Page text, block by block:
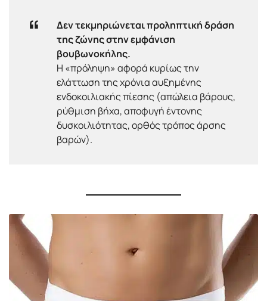
Δεν τεκμηριώνεται προληπτική δράση
της ζώνης στην εμφάνιση
βουβωνοκήλης.
Η «πρόληψη» αφορά κυρίως την
ελάττωση της χρόνια αυξημένης
ενδοκοιλιακής πίεσης (απώλεια βάρους,
ρύθμιση βήχα, αποφυγή έντονης
δυσκοιλιότητας, ορθός τρόπος άρσης
βαρών).